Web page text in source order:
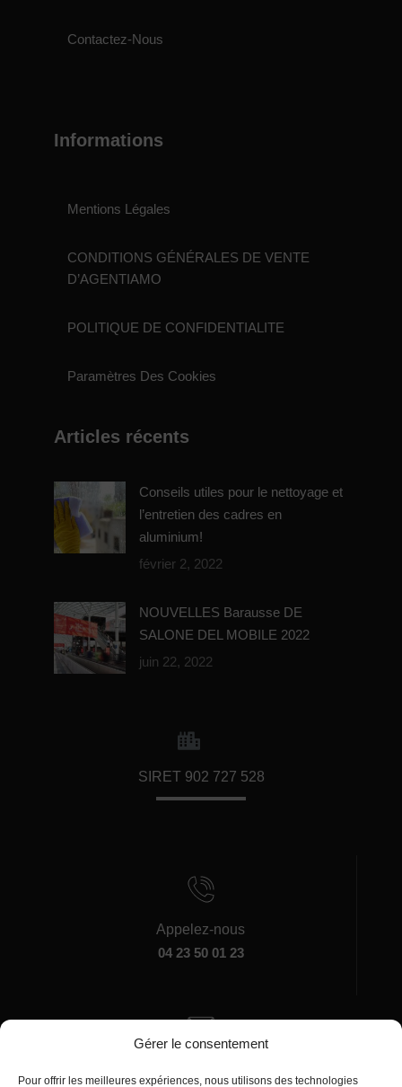
Gérer le consentement
Pour offrir les meilleures expériences, nous utilisons des technologies
Contactez-Nous
Informations
Mentions Légales
CONDITIONS GÉNÉRALES DE VENTE
D’AGENTIAMO
POLITIQUE DE CONFIDENTIALITE
Paramètres Des Cookies
Articles récents
Conseils utiles pour le nettoyage et
l’entretien des cadres en
aluminium!
février 2, 2022
NOUVELLES Barausse DE
SALONE DEL MOBILE 2022
juin 22, 2022
SIRET 902 727 528
Appelez-nous
04 23 50 01 23